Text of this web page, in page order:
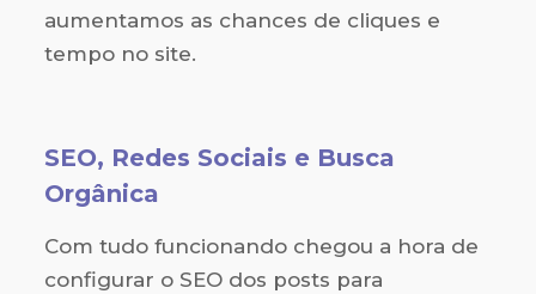
aumentamos as chances de cliques e
tempo no site.
SEO, Redes Sociais e Busca
Orgânica
Com tudo funcionando chegou a hora de
configurar o SEO dos posts para